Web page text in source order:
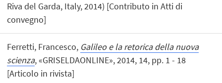
Riva del Garda, Italy, 2014) [Contributo in Atti di
convegno]
Ferretti, Francesco, Galileo e la retorica della nuova
scienza, «GRISELDAONLINE», 2014, 14, pp. 1 - 18
[Articolo in rivista]